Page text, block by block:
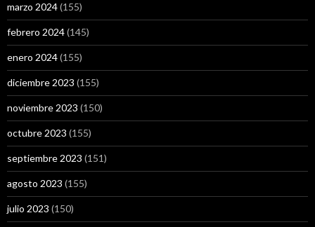
marzo 2024(155)
febrero 2024(145)
enero 2024(155)
diciembre 2023 (155)
noviembre 2023 (150)
octubre 2023 (155)
septiembre 2023 (151)
agosto 2023 (155)
julio 2023 (150)